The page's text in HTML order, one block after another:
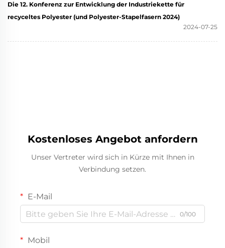
Die 12. Konferenz zur Entwicklung der Industriekette für
recyceltes Polyester (und Polyester-Stapelfasern 2024)
2024-07-25
Kostenloses Angebot anfordern
Unser Vertreter wird sich in Kürze mit Ihnen in
Verbindung setzen.
E-Mail
0/100
Mobil